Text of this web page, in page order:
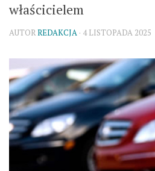
właścicielem
AUTORREDAKCJA · 4 LISTOPADA 2025